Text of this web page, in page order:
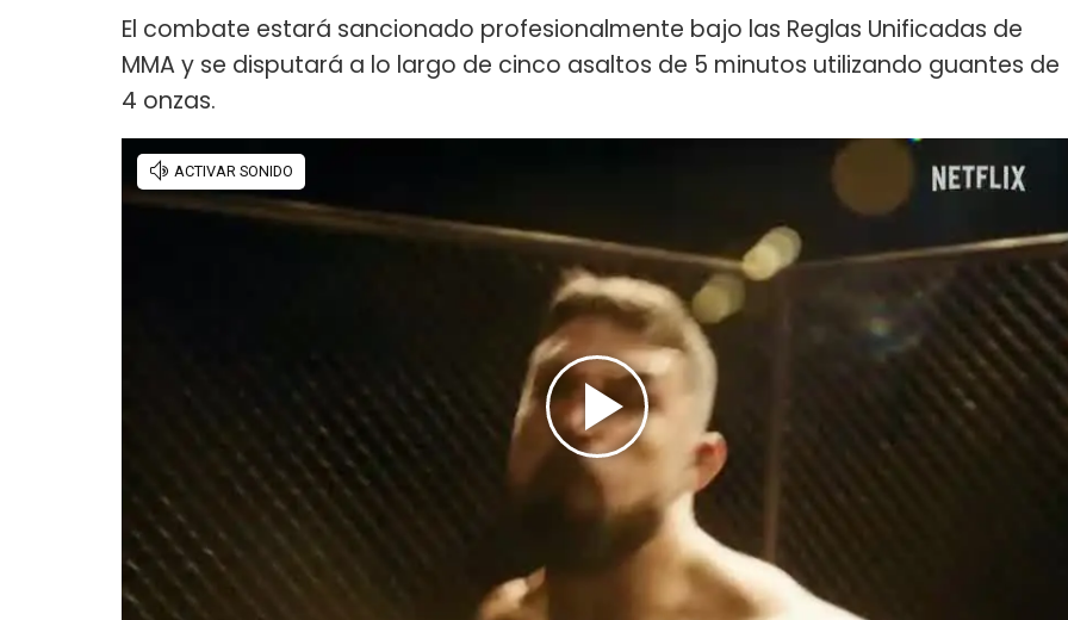
El combate estará sancionado profesionalmente bajo las Reglas Unificadas de
MMA y se disputará a lo largo de cinco asaltos de 5 minutos utilizando guantes de
4 onzas.